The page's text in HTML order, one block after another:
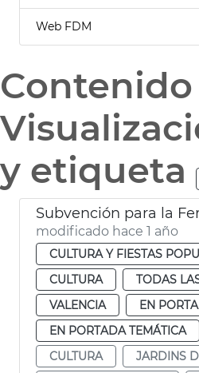
Web FDM
y etiqueta
modificado hace 1 año
CULTURA Y FIESTAS
CULTURA
TODAS
VALENCIA
EN
EN PORTADA TEMÁTICA
CULTURA
JARDINS